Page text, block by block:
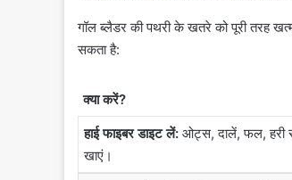
गॉल ब्लैडर की पथरी के खतरे को पूरी तरह
सकता है:
क्या करें?
हाई फाइबर डाइट लें: ओट्स, दालें, फल, हरी
खाएं।